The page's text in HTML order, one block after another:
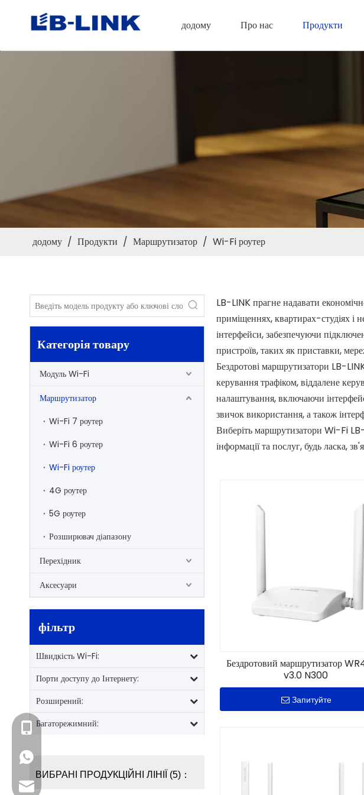
додому Про нас Продукти
додому / Продукти / Маршрутизатор / Wi-Fi роутер
Категорія товару
Модуль Wi-Fi
Маршрутизатор
Wi-Fi 7 роутер
Wi-Fi 6 роутер
Wi-Fi роутер
4G роутер
5G роутер
Розширювач діапазону
Перехідник
Аксесуари
фільтр
Швидкість Wi-Fi:
Порти доступу до Інтернету:
Розширений:
Багаторежимний:
ВИБРАНІ ПРОДУКЦІЙНІ ЛІНІЇ (5)：
LB-LINK прагне надавати
приміщеннях, квартирах-студіях і
інтерфейси, забезпечуючи
пристроїв, таких як приставки,
Бездротові маршрутизатори LB-
керування трафіком, віддалене
налаштування, включаючи
звичок використання, а також
Виберіть маршрутизатори Wi-Fi
інформації та послуг, будь ласка,
Бездротовий маршрутизатор
v3.0 N300
Запитуйте
+86- 13923714138